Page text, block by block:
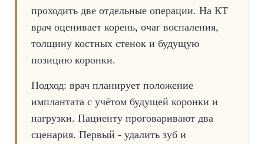
проходить две отдельные операции. На КТ
врач оценивает корень, очаг воспаления,
толщину костных стенок и будущую
позицию коронки.
Подход: врач планирует положение
имплантата с учётом будущей коронки и
нагрузки. Пациенту проговаривают два
сценария. Первый - удалить зуб и